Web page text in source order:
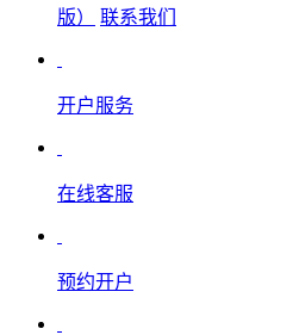
版）
联系我们
开户服务
在线客服
预约开户